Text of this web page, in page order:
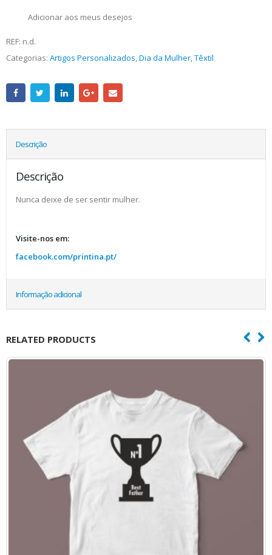
Adicionar aos meus desejos
REF: n.d.
Categorias: Artigos Personalizados Dia da Mulher Têxtil
Descrição
Descrição
Nunca deixe de ser sentir mulher.
Visite-nos em:
facebook.com/printina.pt/
Informação adicional
RELATED PRODUCTS